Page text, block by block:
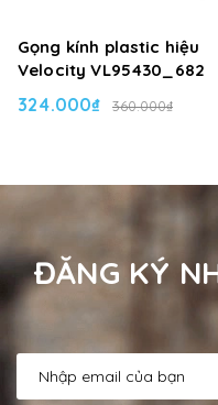
Gọng kính plastic hiệu
Velocity VL95430_682
324.000₫ 360.000₫
ĐĂNG KÝ